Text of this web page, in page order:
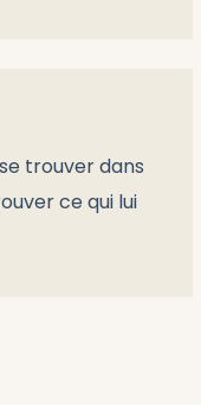
trouver dans
ce qui lui